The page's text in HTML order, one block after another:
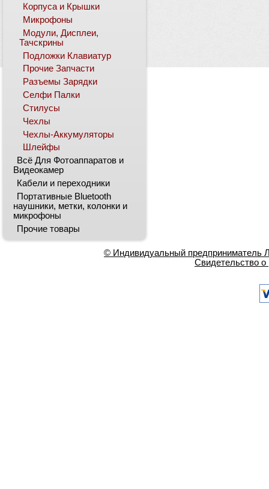
Корпуса и Крышки
Микрофоны
Модули, Дисплеи,
Тачскрины
Подложки Клавиатур
Прочие Запчасти
Разъемы Зарядки
Селфи Палки
Стилусы
Чехлы
Чехлы-Аккумуляторы
Шлейфы
Всё Для Фотоаппаратов и
Видеокамер
Кабели и переходники
Портативные Bluetooth
наушники, метки, колонки и
микрофоны
Прочие товары
© Индивидуальный предприниматель
Свидетельство